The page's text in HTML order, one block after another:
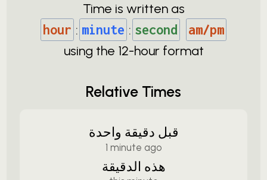
Time is written as
hour : minute : second am/pm
using the 12-hour format
Relative Times
قبل دقيقة واحدة
1 minute ago
هذه الدقيقة